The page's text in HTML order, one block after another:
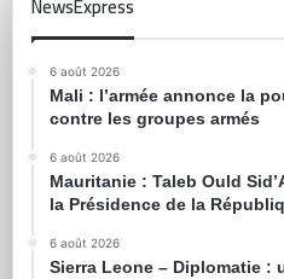
6 août 2026
Mali : l’armée annonce la
contre les groupes armés
6 août 2026
Mauritanie : Taleb Ould
la Présidence de la
6 août 2026
Sierra Leone – Diplomatie :